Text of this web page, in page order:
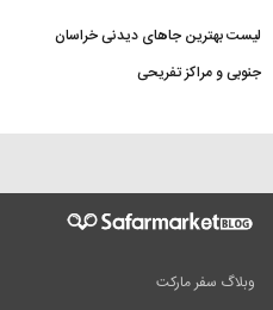
لیست بهترین جاهای دیدنی خراسان
جنوبی و مراکز تفریحی
وبلاگ سفر مارکت